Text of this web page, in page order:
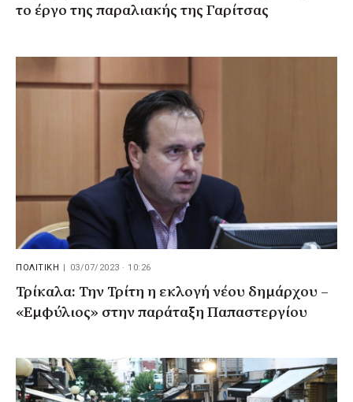
το έργο της παραλιακής της Γαρίτσας
ΠΟΛΙΤΙΚΗ | 03/07/2023 · 10:26
Τρίκαλα: Την Τρίτη η εκλογή νέου δημάρχου –
«Εμφύλιος» στην παράταξη Παπαστεργίου